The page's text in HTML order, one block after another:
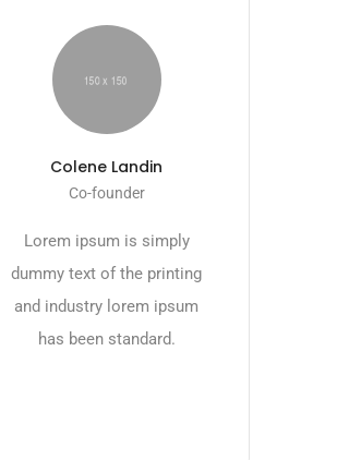
Colene Landin
Co-founder
Lorem ipsum is simply
dummy text of the printing
and industry lorem ipsum
has been standard.